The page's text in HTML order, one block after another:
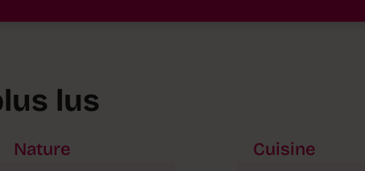
lus
Nature Cuisine